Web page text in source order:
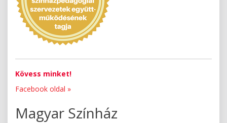
Kövess minket!
Facebook oldal »
Magyar Színház